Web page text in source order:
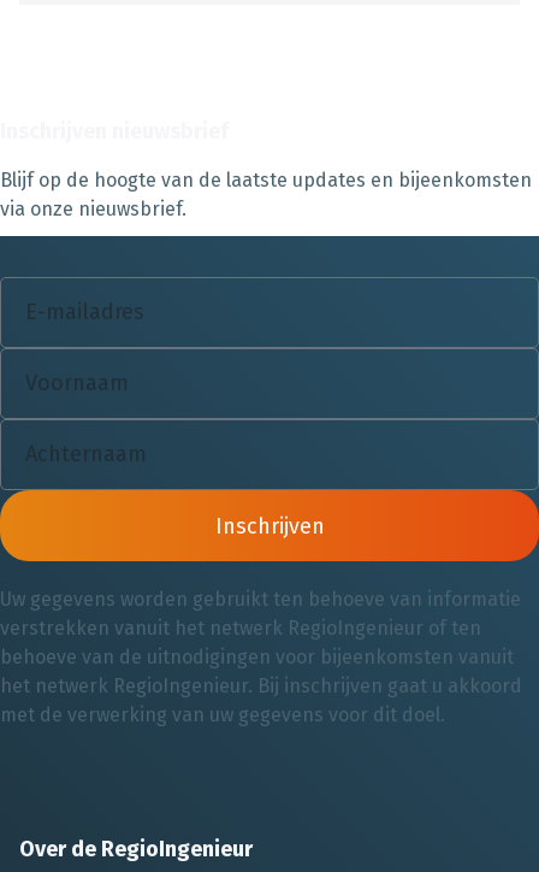
Blijf op de hoogte van de laatste updates en bijeenkomsten
via onze nieuwsbrief.
Inschrijven
Uw gegevens worden gebruikt ten behoeve van informatie
verstrekken vanuit het netwerk RegioIngenieur of ten
behoeve van de uitnodigingen voor bijeenkomsten vanuit
het netwerk RegioIngenieur. Bij inschrijven gaat u akkoord
met de verwerking van uw gegevens voor dit doel.
Over de RegioIngenieur